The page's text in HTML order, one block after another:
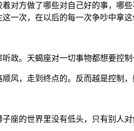
对方做了哪些对自己好的事，哪
一次，在以后的每一次争吵中拿
政。天蝎座对一切事物都想要控
风，走到终点的。反而越是控制
座的世界里没有低头，只有别人